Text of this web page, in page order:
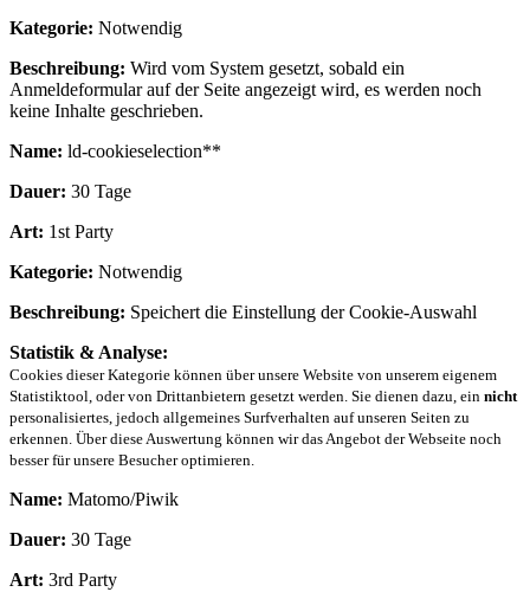
Kategorie: Notwendig
Beschreibung: Wird vom System gesetzt, sobald ein
Anmeldeformular auf der Seite angezeigt wird, es werden noch
keine Inhalte geschrieben.
Name: ld-cookieselection**
Dauer: 30 Tage
Art: 1st Party
Kategorie: Notwendig
Beschreibung: Speichert die Einstellung der Cookie-Auswahl
Statistik & Analyse:
Cookies dieser Kategorie können über unsere Website von unserem eigenem
Statistiktool, oder von Drittanbietern gesetzt werden. Sie dienen dazu, ein nicht
personalisiertes, jedoch allgemeines Surfverhalten auf unseren Seiten zu
erkennen. Über diese Auswertung können wir das Angebot der Webseite noch
besser für unsere Besucher optimieren.
Name: Matomo/Piwik
Dauer: 30 Tage
Art: 3rd Party